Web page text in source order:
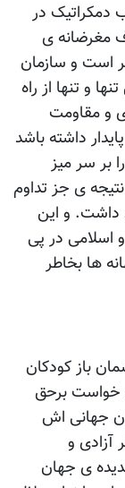
دمکراتیک در
مغرضانه ی
است و سازمان
و تنها از راه
و مقاومت
داشته باشد
بر سر میز
ی جز تداوم
داشت. و این
اسلامی در پی
ها بخاطر
باز کودکان
خواست برحق
جهانی اش
آزادی و
ی جهان